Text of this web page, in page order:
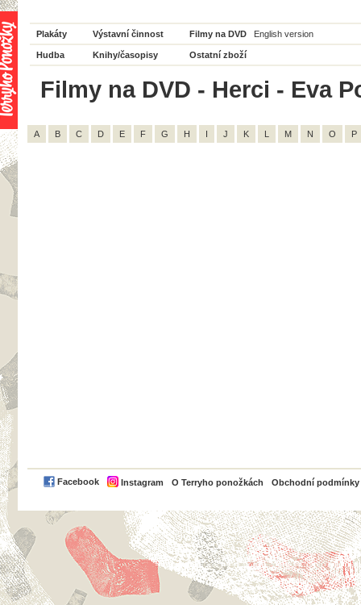
Plakáty Výstavní činnost Filmy na DVD English version
Hudba Knihy/časopisy Ostatní zboží
Filmy na DVD - Herci - Eva
A B C D E F G H I J K L M N O P
Facebook Instagram O Terryho ponožkách Obchodní podmínky
PayPal